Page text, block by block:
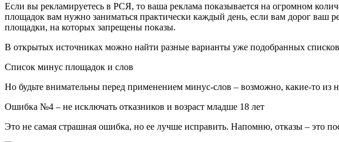
Если вы рекламируетесь в РСЯ, то ваша реклама показывается на огромном
площадок вам нужно заниматься практически каждый день, если вам дорог
площадки, на которых запрещены показы.
В открытых источниках можно найти разные варианты уже подобранных
Список минус площадок и слов
Но будьте внимательны перед применением минус-слов – возможно, какие-то из
Ошибка №4 – не исключать отказников и возраст младше 18 лет
Это не самая страшная ошибка, но ее лучше исправить. Напомню, отказы – это